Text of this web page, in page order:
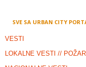
SVE SA URBAN CITY
VESTI
LOKALNE VESTI //